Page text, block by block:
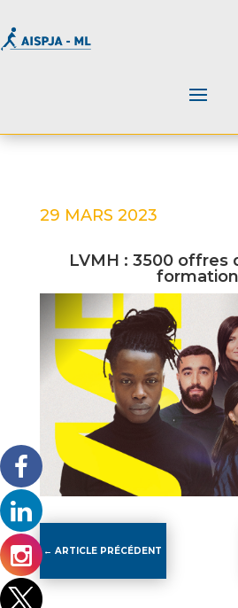
29 MARS 2023
LVMH : 3500 offres
formation
←ARTICLE PRÉCÉDENT